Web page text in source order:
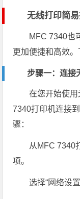
无线打印简
MFC 7340也
更加便捷和高效。
步骤一：连接
在您开始使
7340打印机连接
骤：
从MFC 7340
项。
选择“网络设